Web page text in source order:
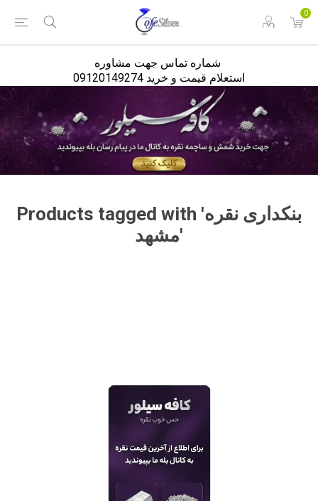
0
استعلام قیمت و خرید 09120149274
Products tagged with 'بنکداری نقره
مشهد'